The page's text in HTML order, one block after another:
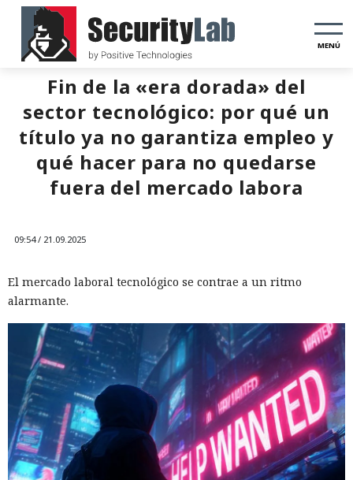
MENÚ
Fin de la «era dorada» del
sector tecnológico: por qué un
título ya no garantiza empleo y
qué hacer para no quedarse
fuera del mercado labora
09:54 / 21.09.2025
El mercado laboral tecnológico se contrae a un ritmo
alarmante.